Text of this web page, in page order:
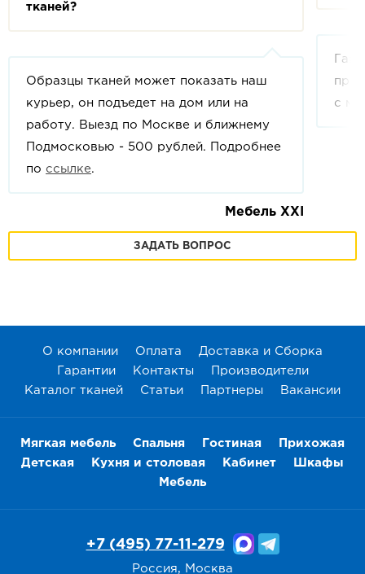
тканей?
Образцы тканей может показать наш
курьер, он подъедет на дом или на
работу. Выезд по Москве и ближнему
Подмосковью - 500 рублей. Подробнее
по ссылке
Мебель XXI
с
ЗАДАТЬ ВОПРОС
О компании Оплата
Доставка и Сборка
Гарантии
Контакты
Производители
Каталог тканей
Статьи Партнеры Вакансии
Мягкая мебель Спальня Гостиная
Прихожая
Детская
Кухня и столовая Кабинет
Шкафы
Мебель
+7 (495) 77-11-279
Россия, Москва